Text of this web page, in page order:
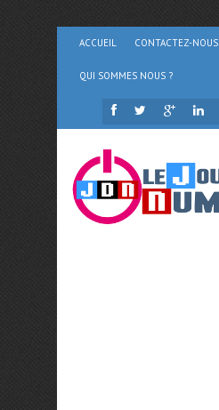
ACCUEIL CONTACTEZ-NOUS
QUI SOMMES NOUS ?